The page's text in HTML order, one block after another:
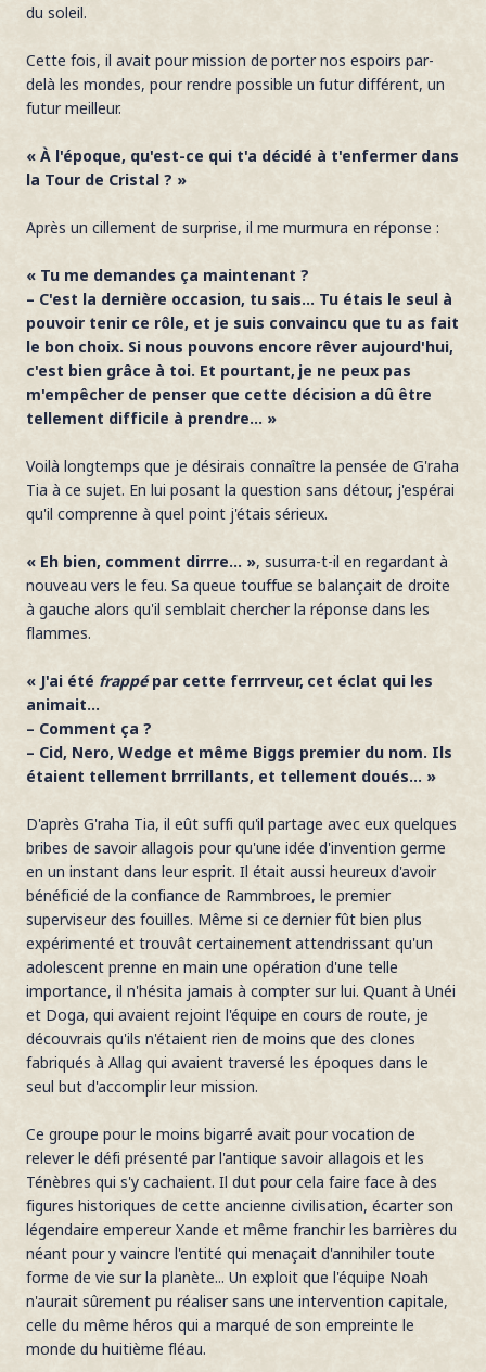
du soleil.
Cette fois, il avait pour mission de porter nos espoirs par-
delà les mondes, pour rendre possible un futur différent, un
futur meilleur.
« À l'époque, qu'est-ce qui t'a décidé à t'enfermer dans
la Tour de Cristal ? »
Après un cillement de surprise, il me murmura en réponse :
« Tu me demandes ça maintenant ?
– C'est la dernière occasion, tu sais... Tu étais le seul à
pouvoir tenir ce rôle, et je suis convaincu que tu as fait
le bon choix. Si nous pouvons encore rêver aujourd'hui,
c'est bien grâce à toi. Et pourtant, je ne peux pas
m'empêcher de penser que cette décision a dû être
tellement difficile à prendre... »
Voilà longtemps que je désirais connaître la pensée de G'raha
Tia à ce sujet. En lui posant la question sans détour, j'espérai
qu'il comprenne à quel point j'étais sérieux.
« Eh bien, comment dirrre... », susurra-t-il en regardant à
nouveau vers le feu. Sa queue touffue se balançait de droite
à gauche alors qu'il semblait chercher la réponse dans les
flammes.
« J'ai été frappépar cette ferrrveur, cet éclat qui les
animait...
– Comment ça ?
– Cid, Nero, Wedge et même Biggs premier du nom. Ils
étaient tellement brrrillants, et tellement doués... »
D'après G'raha Tia, il eût suffi qu'il partage avec eux quelques
bribes de savoir allagois pour qu'une idée d'invention germe
en un instant dans leur esprit. Il était aussi heureux d'avoir
bénéficié de la confiance de Rammbroes, le premier
superviseur des fouilles. Même si ce dernier fût bien plus
expérimenté et trouvât certainement attendrissant qu'un
adolescent prenne en main une opération d'une telle
importance, il n'hésita jamais à compter sur lui. Quant à Unéi
et Doga, qui avaient rejoint l'équipe en cours de route, je
découvrais qu'ils n'étaient rien de moins que des clones
fabriqués à Allag qui avaient traversé les époques dans le
seul but d'accomplir leur mission.
Ce groupe pour le moins bigarré avait pour vocation de
relever le défi présenté par l'antique savoir allagois et les
Ténèbres qui s'y cachaient. Il dut pour cela faire face à des
figures historiques de cette ancienne civilisation, écarter son
légendaire empereur Xande et même franchir les barrières du
néant pour y vaincre l'entité qui menaçait d'annihiler toute
forme de vie sur la planète... Un exploit que l'équipe Noah
n'aurait sûrement pu réaliser sans une intervention capitale,
celle du même héros qui a marqué de son empreinte le
monde du huitième fléau.